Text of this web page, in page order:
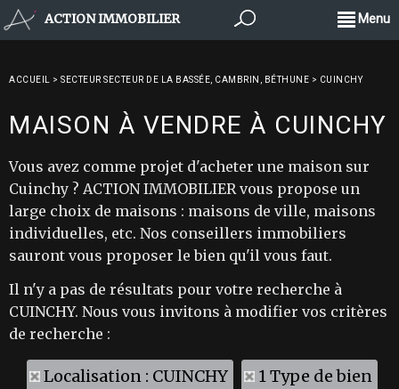
ACTION IMMOBILIER Menu
ACCUEIL > SECTEUR SECTEUR DE LA BASSÉE, CAMBRIN, BÉTHUNE > CUINCHY
MAISON À VENDRE À CUINCHY
Vous avez comme projet d'acheter une maison sur
Cuinchy ? ACTION IMMOBILIER vous propose un
large choix de maisons : maisons de ville, maisons
individuelles, etc. Nos conseillers immobiliers
sauront vous proposer le bien qu'il vous faut.
Il n'y a pas de résultats pour votre recherche à
CUINCHY. Nous vous invitons à modifier vos critères
de recherche :
Localisation : CUINCHY 1 Type de bien